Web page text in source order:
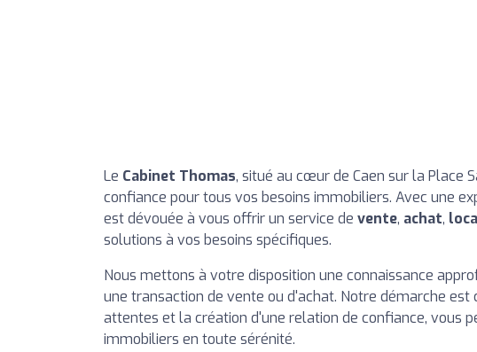
Le Cabinet Thomas, situé au cœur de Caen sur la Place
confiance pour tous vos besoins immobiliers. Avec une
est dévouée à vous offrir un service de vente, achat,
solutions à vos besoins spécifiques.
Nous mettons à votre disposition une connaissance
une transaction de vente ou d'achat. Notre démarche
attentes et la création d'une relation de confiance, vous
immobiliers en toute sérénité.